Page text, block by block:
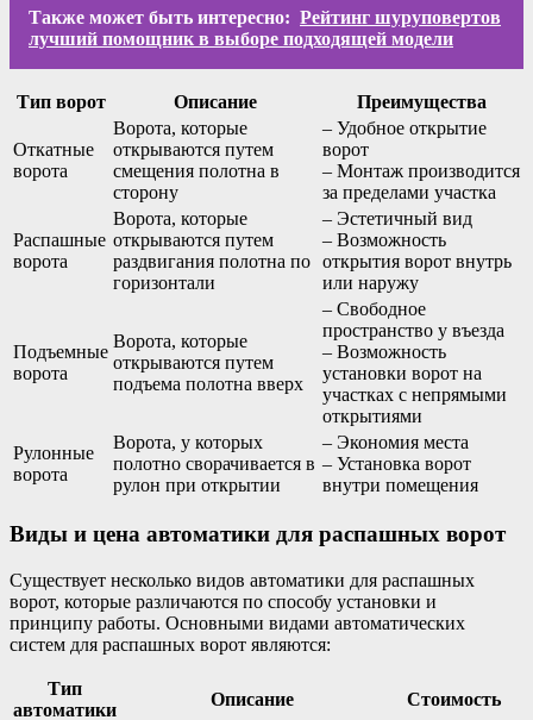
Также может быть интересно: Рейтинг шуруповертов
лучший помощник в выборе подходящей модели
Тип ворот Описание Преимущества
Откатные
ворота
Ворота, которые
открываются путем
смещения полотна в
сторону
– Удобное открытие
ворот
– Монтаж производится
за пределами участка
Распашные
ворота
Ворота, которые
открываются путем
раздвигания полотна по
горизонтали
– Эстетичный вид
– Возможность
открытия ворот внутрь
или наружу
Подъемные
ворота
Ворота, которые
открываются путем
подъема полотна вверх
– Свободное
пространство у въезда
– Возможность
установки ворот на
участках с непрямыми
открытиями
Рулонные
ворота
Ворота, у которых
полотно сворачивается в
рулон при открытии
– Экономия места
– Установка ворот
внутри помещения
Виды и цена автоматики для распашных ворот
Существует несколько видов автоматики для распашных
ворот, которые различаются по способу установки и
принципу работы. Основными видами автоматических
систем для распашных ворот являются:
Тип
автоматики
Описание Стоимость